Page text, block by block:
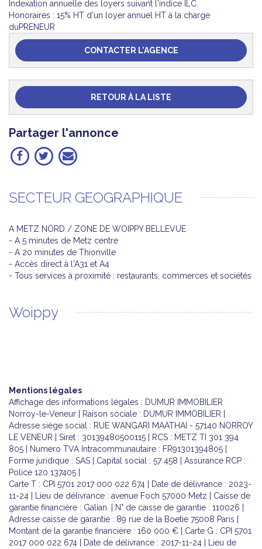
Indexation annuelle des loyers suivant l'indice ILC.
Honoraires : 15% HT d'un loyer annuel HT à la charge
duPRENEUR
CONTACTER L'AGENCE
RETOUR À LA LISTE
Partager l'annonce
SECTEUR GEOGRAPHIQUE
A METZ NORD / ZONE DE WOIPPY BELLEVUE
- A 5 minutes de Metz centre
- A 20 minutes de Thionville
- Accès direct à l'A31 et A4
- Tous services à proximité : restaurants, commerces et sociétés
Woippy
Mentions légales
Affichage des informations légales : DUMUR IMMOBILIER
Norroy-le-Veneur | Raison sociale : DUMUR IMMOBILIER |
Adresse siège social : RUE WANGARI MAATHAI - 57140 NORROY
LE VENEUR | Siret : 30139480500115 | RCS : METZ TI 301 394
805 | Numero TVA Intracommunautaire : FR91301394805 |
Forme juridique : SAS | Capital social : 57 458 | Assurance RCP :
Police 120 137405 |
Carte T : CPI 5701 2017 000 022 674 | Date de délivrance : 2023-
11-24 | Lieu de délivrance : avenue Foch 57000 Metz | Caisse de
garantie financière : Galian. | N° de caisse de garantie : 110026 |
Adresse caisse de garantie : 89 rue de la Boetie 75008 Paris |
Montant de la garantie financière : 160 000 € | Carte G : CPI 5701
2017 000 022 674 | Date de délivrance : 2017-11-24 | Lieu de